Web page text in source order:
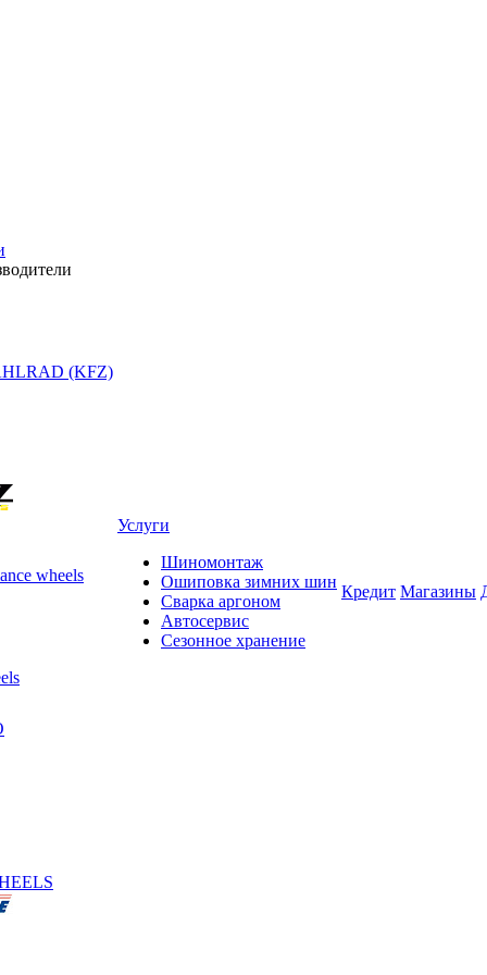
(KFZ)
wheels
Услуги
Шиномонтаж
Ошиповка зимних шин
Сварка аргоном
Автосервис
Сезонное хранение
Кредит Магазины